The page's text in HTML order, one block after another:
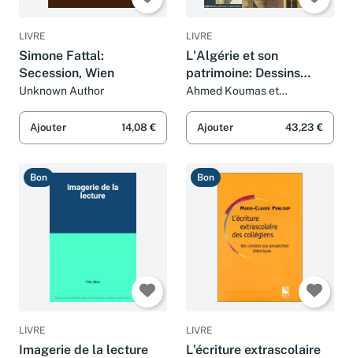
LIVRE
Simone Fattal:
Secession, Wien
Unknown Author
Ajouter 14,08 €
LIVRE
L'Algérie et son
patrimoine: Dessins
français du XIXe siècle
Ahmed Koumas et
Ajouter 43,23 €
Bon
LIVRE
Imagerie de la lecture
Bon
LIVRE
L'écriture extrascolaire